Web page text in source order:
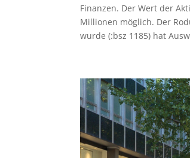
Finanzen. Der Wert der
Millionen möglich. Der
wurde (:bsz 1185) hat